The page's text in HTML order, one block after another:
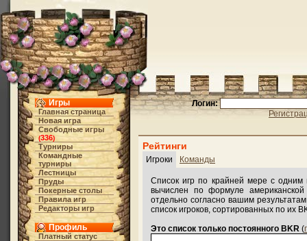
Игры
Главная страница
Новая игра
Свободные игры
(336)
Турниры
Командные
турниры
Лестницы
Пруды
Покерные столы
Правила игр
Редакторы игр
Профиль
Платный статус
Логин:
Рейтинги
Игроки Команды
Список игр по крайней мере с одним
вычислен по формуле
отдельно согласно вашим
список игроков, сортированных по их
Это список только постоянного BKR (